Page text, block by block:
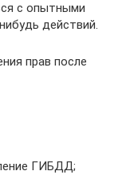
с опытными
действий.
прав после
ГИБДД;